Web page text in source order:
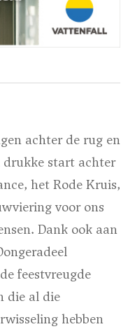
achter de rug en
drukke start achter
het Rode Kruis,
voor ons
Dank ook aan
feestvreugde
die al die
hebben